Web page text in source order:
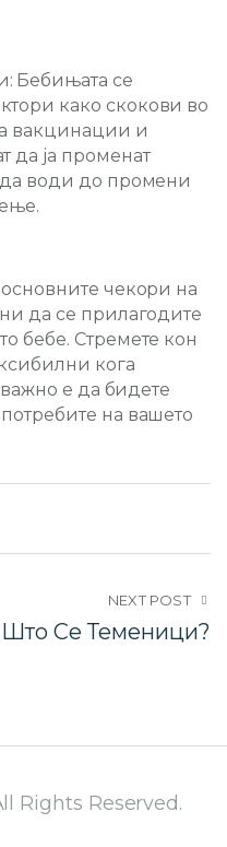
Бебињата се
како скокови во
вакцинации и
да ја променат
води до промени
чекори на
да се прилагодите
бебе. Стремете кон
кога
е да бидете
на вашето
NEXT POST
Што Се Теменици?
Rights Reserved.